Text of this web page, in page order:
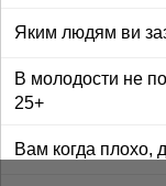
Яким людям ви
В молодости не
25+
Вам когда плохо,